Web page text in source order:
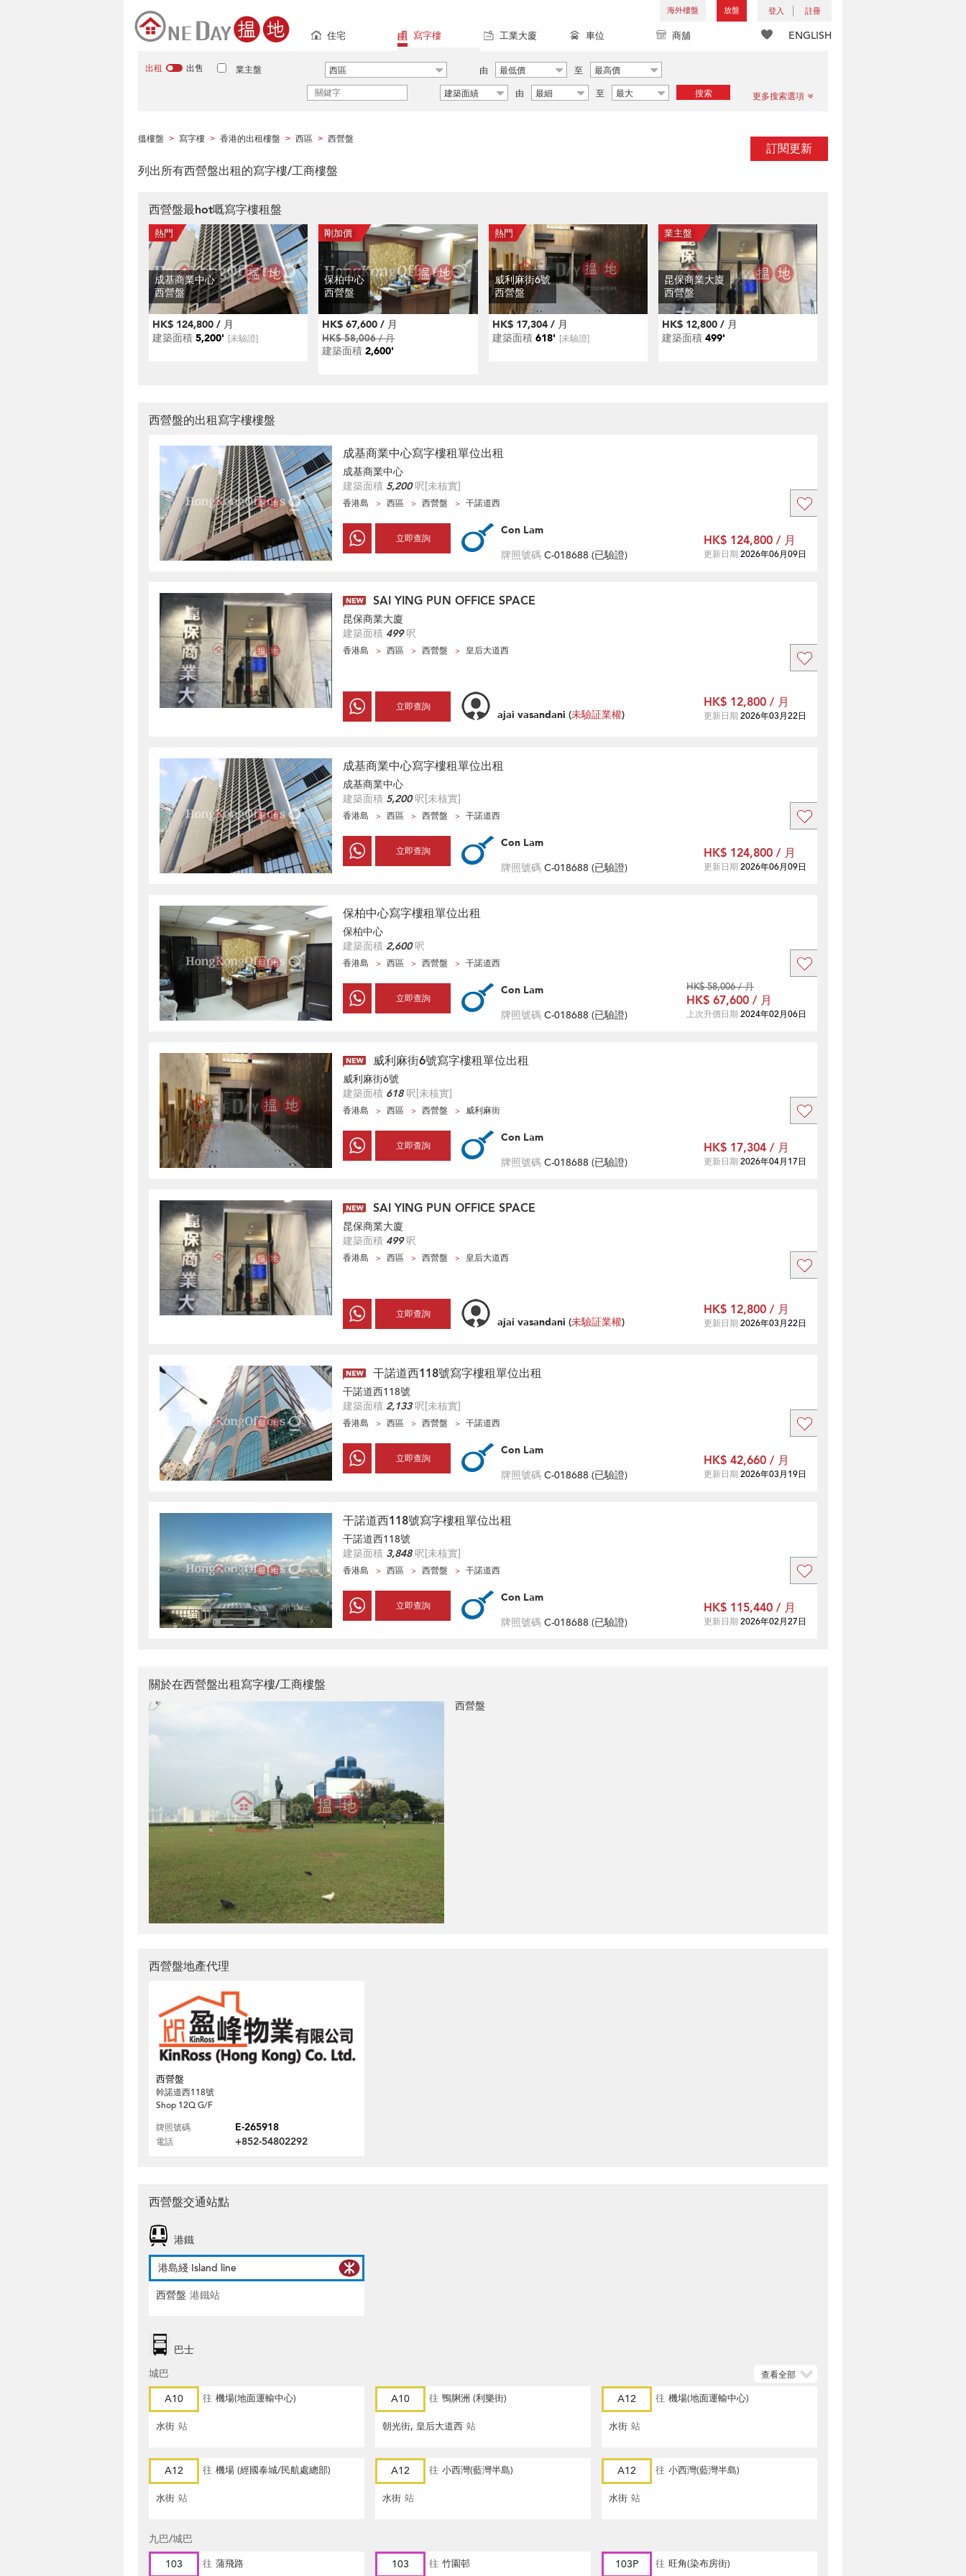
海外樓盤 放盤 登入 註冊
ENGLISH
住宅 寫字樓 工業大廈 車位 商舖
出租 出售 業主盤 西區 由 最低價 至
最高價
建築面績
由 最細 至 最大 搜索 更多搜索選項
搵樓盤 > 寫字樓 > 香港的出租樓盤 > 西區 > 西營盤
訂閱更新
列出所有西營盤出租的寫字樓/工商樓盤
西營盤最hot嘅寫字樓租盤
成基商業中心
西營盤
HK$ 124,800 / 月
建築面積 5,200' [未驗證]
保柏中心
西營盤
HK$ 67,600 / 月
HK$ 58,006 / 月
建築面積2,600'
威利麻街6號
西營盤
HK$ 17,304 / 月
建築面積 618' [未驗證]
昆保商業大廈
西營盤
HK$ 12,800 / 月
建築面積 499'
西營盤的出租寫字樓樓盤
成基商業中心寫字樓租單位出租
成基商業中心
建築面積 5,200呎[未核實]
香港島 西區 西營盤 干諾道西
立即查詢
Con Lam
牌照號碼 C-018688 (已驗證)
HK$ 124,800 / 月
更新日期 2026年06月09日
SAI YING PUN OFFICE SPACE
昆保商業大廈
建築面積 499呎
香港島 西區 西營盤 皇后大道西
立即查詢
ajai vasandani (未驗証業權)
HK$ 12,800 / 月
更新日期 2026年03月22日
成基商業中心寫字樓租單位出租
成基商業中心
建築面積 5,200呎[未核實]
香港島 西區 西營盤 干諾道西
立即查詢
Con Lam
牌照號碼 C-018688 (已驗證)
HK$ 124,800 / 月
更新日期 2026年06月09日
保柏中心寫字樓租單位出租
保柏中心
建築面積 2,600呎
香港島 西區 西營盤 干諾道西
立即查詢
Con Lam
牌照號碼 C-018688 (已驗證)
HK$ 58,006 / 月
HK$ 67,600 / 月
上次升價日期 2024年02月06日
威利麻街6號寫字樓租單位出租
威利麻街6號
建築面積 618呎[未核實]
香港島 西區 西營盤 威利麻街
立即查詢
Con Lam
牌照號碼 C-018688 (已驗證)
HK$ 17,304 / 月
更新日期 2026年04月17日
SAI YING PUN OFFICE SPACE
昆保商業大廈
建築面積 499呎
香港島 西區 西營盤 皇后大道西
立即查詢
ajai vasandani (未驗証業權)
HK$ 12,800 / 月
更新日期 2026年03月22日
干諾道西118號寫字樓租單位出租
干諾道西118號
建築面積 2,133呎[未核實]
香港島 西區 西營盤 干諾道西
立即查詢
Con Lam
牌照號碼 C-018688 (已驗證)
HK$ 42,660 / 月
更新日期 2026年03月19日
干諾道西118號寫字樓租單位出租
干諾道西118號
建築面積 3,848呎[未核實]
香港島 西區 西營盤 干諾道西
立即查詢
Con Lam
牌照號碼 C-018688 (已驗證)
HK$ 115,440 / 月
更新日期 2026年02月27日
關於在西營盤出租寫字樓/工商樓盤
西營盤
西營盤地產代理
西營盤
幹諾道西118號
Shop 12Q G/F
牌照號碼
E-265918
電話 +852-54802292
西營盤交通站點
港鐵
港島綫 Island line
西營盤 港鐵站
巴士
城巴
A10
往 機場(地面運輸中心)
水街 站
A10 往 鴨脷洲 (利樂街)
朝光街, 皇后大道西 站
A12 往 機場(地面運輸中心)
水街 站
A12 往 機場 (經國泰城/民航處總部)
水街 站
A12 往 小西灣(藍灣半島)
水街 站
A12 往 小西灣(藍灣半島)
水街 站
查看全部
九巴/城巴
103
往 蒲飛路 103 往 竹園邨 103P 往 旺角(染布房街)